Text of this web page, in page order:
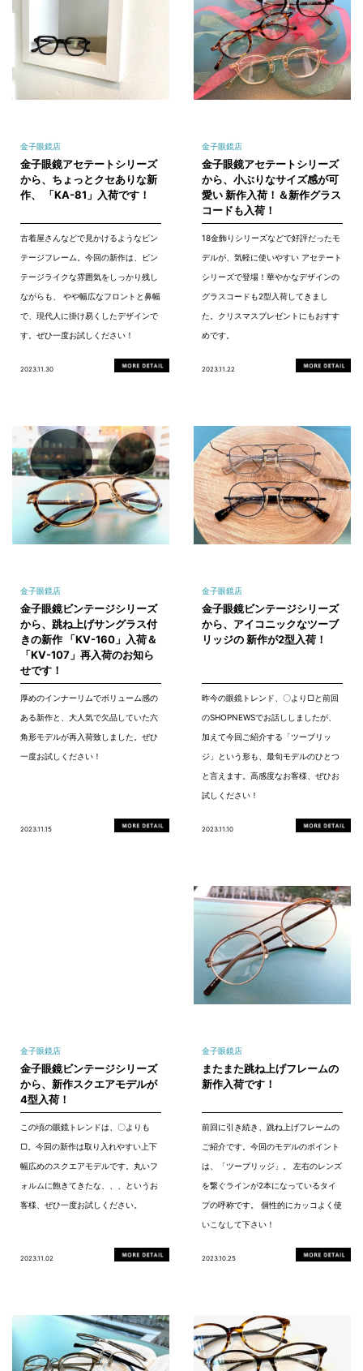
金子眼鏡店
金子眼鏡アセテートシリーズ
から、ちょっとクセありな新
作、 「KA-81」入荷です！
古着屋さんなどで見かけるようなビン
テージフレーム。今回の新作は、ビン
テージライクな雰囲気をしっかり残し
ながらも、 やや幅広なフロントと鼻幅
で、現代人に掛け易くしたデザインで
す。ぜひ一度お試しください！
2023.11.30
金子眼鏡店
金子眼鏡アセテートシリーズ
から、小ぶりなサイズ感が可
愛い 新作入荷！＆新作グラス
コードも入荷！
18金飾りシリーズなどで好評だったモ
デルが、気軽に使いやすい アセテート
シリーズで登場！華やかなデザインの
グラスコードも2型入荷してきまし
た。クリスマスプレゼントにもおすす
めです。
2023.11.22
金子眼鏡店
金子眼鏡ビンテージシリーズ
から、跳ね上げサングラス付
きの新作 「KV-160」入荷＆
「KV-107」再入荷のお知ら
せです！
厚めのインナーリムでボリューム感の
ある新作と、大人気で欠品していた六
角形モデルが再入荷致しました。ぜひ
一度お試しください！
2023.11.15
金子眼鏡店
金子眼鏡ビンテージシリーズ
から、アイコニックなツーブ
リッジの 新作が2型入荷！
昨今の眼鏡トレンド、〇より▢と前回
のSHOPNEWSでお話ししましたが、
加えて今回ご紹介する「ツーブリッ
ジ」という形も、最旬モデルのひとつ
と言えます。高感度なお客様、ぜひお
試しください！
2023.11.10
金子眼鏡店
金子眼鏡ビンテージシリーズ
から、新作スクエアモデルが
4型入荷！
この頃の眼鏡トレンドは、〇よりも
▢。今回の新作は取り入れやすい上下
幅広めのスクエアモデルです。丸いフ
ォルムに飽きてきたな、、、というお
客様、ぜひ一度お試しください。
2023.11.02
金子眼鏡店
またまた跳ね上げフレームの
新作入荷です！
前回に引き続き、跳ね上げフレームの
ご紹介です。今回のモデルのポイント
は、「ツーブリッジ」。 左右のレンズ
を繋ぐラインが2本になっているタイ
プの呼称です。 個性的にカッコよく使
いこなして下さい！
2023.10.25